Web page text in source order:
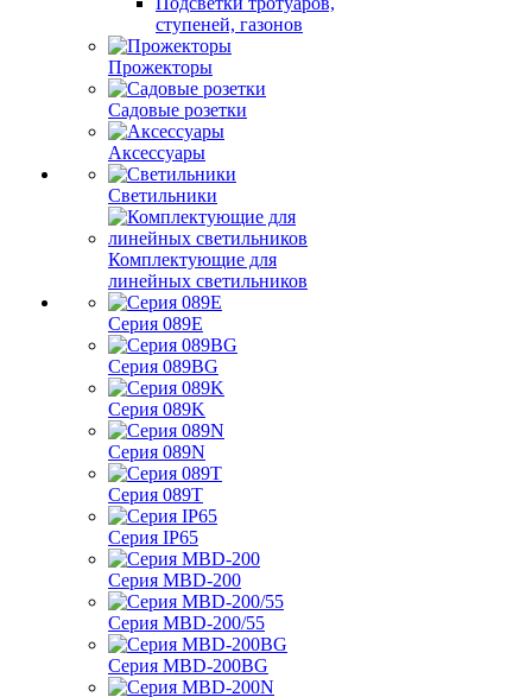
ступеней, газонов
Прожекторы
Садовые розетки
Аксессуары
Светильники
Комплектующие для
линейных светильников
Серия 089E
Серия 089BG
Серия 089K
Серия 089N
Серия 089T
Серия IP65
Серия MBD-200
Серия MBD-200/55
Серия MBD-200BG